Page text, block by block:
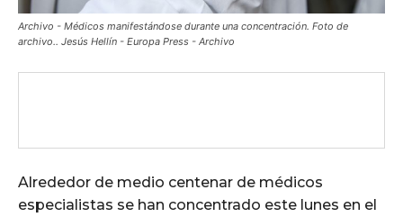
Archivo - Médicos manifestándose durante una concentración. Foto de
archivo.. Jesús Hellín - Europa Press - Archivo
Alrededor de medio centenar de médicos
especialistas se han concentrado este lunes en el